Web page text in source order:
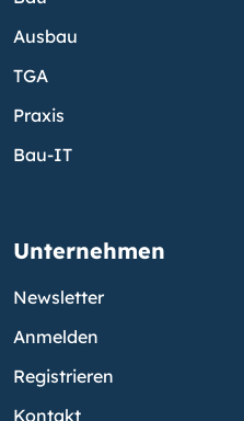
Ausbau
TGA
Praxis
Bau-IT
Unternehmen
Newsletter
Anmelden
Registrieren
Kontakt